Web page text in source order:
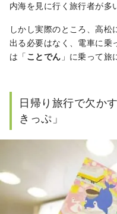
内海を見に行く旅行者が多
しかし実際のところ、高松
出る必要はなく、電車に乗
は「ことでん 」に乗って旅
日帰り旅行で欠か
きっぷ」